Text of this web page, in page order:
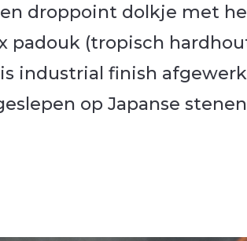
droppoint dolkje met
padouk (tropisch
industrial finish
op Japanse